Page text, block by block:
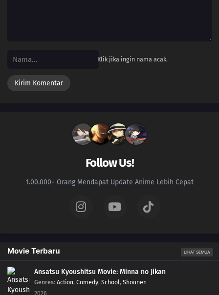
Klik jika ingin nama acak.
Follow Us!
1.00.000+ Orang Mendapat Update Anime Lebih Cepat
Movie Terbaru LIHAT SEMUA
Ansatsu Kyoushitsu Movie: Minna no Jikan
Genres: Action, Comedy, School, Shounen
2026